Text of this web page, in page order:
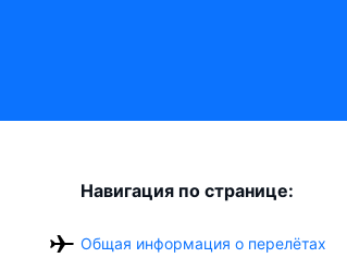
Навигация по странице:
Общая информация о перелётах